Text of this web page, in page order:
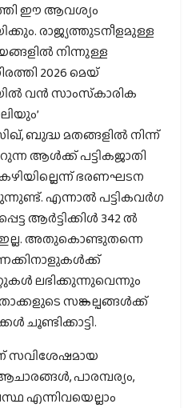
ഈ ആവശ്യം
രാജ്യത്തുടനീളമുള്ള
നിന്നുള്ള
2026 മെയ്
വന്‍ സാംസ്‌കാരിക
ബുദ്ധ മതങ്ങളില്‍ നിന്ന്
ആള്‍ക്ക് പട്ടികജാതി
ഭരണഘടന
എന്നാല്‍ പട്ടികവര്‍ഗ
ആര്‍ട്ടിക്കിള്‍ 342 ല്‍
അതുകൊണ്ടുതന്നെ
ലഭിക്കുന്നുവെന്നും
സങ്കല്പങ്ങള്‍ക്ക്
ചൂണ്ടിക്കാട്ടി.
സവിശേഷമായ
പാരമ്പര്യം,
എന്നിവയെല്ലാം